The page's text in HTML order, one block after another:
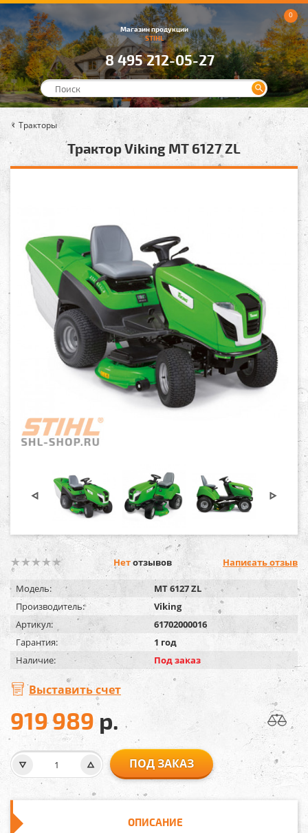
Магазин продукции
STIHL
8 495 212-05-27
0
Тракторы
Трактор Viking MT 6127 ZL
Нетотзывов Написать отзыв
Модель:
MT 6127 ZL
Производитель:
Viking
Артикул:
61702000016
Гарантия:
1 год
Наличие:
Под заказ
Выставить счет
919 989 р.
ПОД ЗАКАЗ
ОПИСАНИЕ